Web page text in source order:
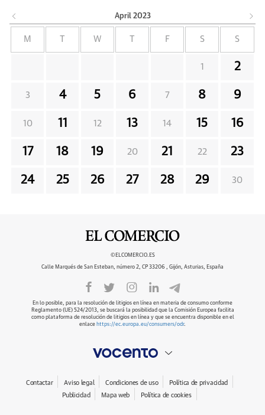
April 2023
M W F S S
1 2
3 4 5 6 7 8 9
10 11 12 13 14 15 16
17 18 19 20 21 22 23
24 25 26 27 28 29 30
©ELCOMERCIO.ES
Calle Marqués de San Esteban, número 2, CP 33206 , Gijón, Asturias, España
En lo posible, para la resolución de litigios en línea en materia de consumo conforme
Reglamento (UE) 524/2013, se buscará la posibilidad que la Comisión Europea facilita
como plataforma de resolución de litigios en línea y que se encuentra disponible en el
enlace https://ec.europa.eu/consumers/odr.
Contactar Aviso legal Condiciones de uso
Política de privacidad
Publicidad
Mapa web Política de cookies